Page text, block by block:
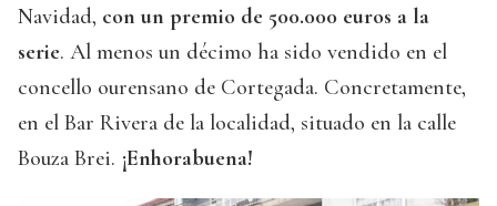
Navidad, con un premio de 500.000 euros a la
serie. Al menos un décimo ha sido vendido en el
concello ourensano de Cortegada. Concretamente,
en el Bar Rivera de la localidad, situado en la calle
Bouza Brei. ¡Enhorabuena!